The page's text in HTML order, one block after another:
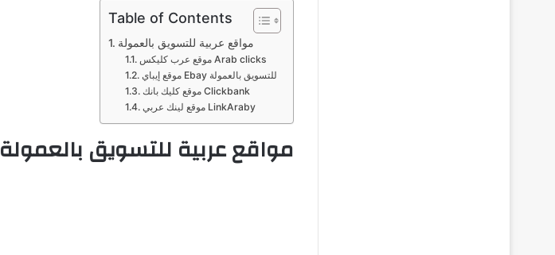
Table of Contents
مواقع عربية للتسويق بالعمولة
موقع عرب كليكس Arab clicks
موقع إيباي Ebay للتسويق بالعمولة
موقع كليك بانك Clickbank
موقع لينك عربي LinkAraby
مواقع عربية للتسويق بالعمولة